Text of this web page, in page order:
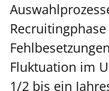
Fluktuation im
1/2 bis ein